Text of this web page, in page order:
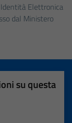
Elettronica
dal Ministero
su questa